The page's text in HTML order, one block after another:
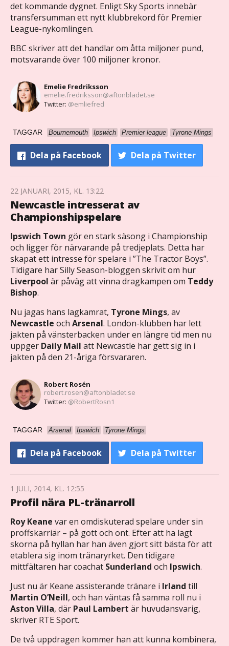
det kommande dygnet. Enligt Sky Sports innebär
transfersumman ett nytt klubbrekord för Premier
League-nykomlingen.
BBC skriver att det handlar om åtta miljoner pund,
motsvarande över 100 miljoner kronor.
Emelie Fredriksson
emelie.fredriksson@aftonbladet.se
Twitter: @emliefred
TAGGAR Bournemouth Ipswich Premier league Tyrone Mings
Dela på Facebook Dela på Twitter
22 JANUARI, 2015, KL. 13:22
Newcastle intresserat av
Championshipspelare
Ipswich Town gör en stark säsong i Championship
och ligger för närvarande på tredjeplats. Detta har
skapat ett intresse för spelare i ”The Tractor Boys”.
Tidigare har Silly Season-bloggen skrivit om hur
Liverpool är påväg att vinna dragkampen om Teddy
Bishop.
Nu jagas hans lagkamrat, Tyrone Mings, av
Newcastle och Arsenal. London-klubben har lett
jakten på vänsterbacken under en längre tid men nu
uppger Daily Mail att Newcastle har gett sig in i
jakten på den 21-åriga försvararen.
Robert Rosén
robert.rosen@aftonbladet.se
Twitter: @RobertRosn1
TAGGAR Arsenal Ipswich Tyrone Mings
Dela på Facebook Dela på Twitter
1 JULI, 2014, KL. 12:55
Profil nära PL-tränarroll
Roy Keane var en omdiskuterad spelare under sin
proffskarriär – på gott och ont. Efter att ha lagt
skorna på hyllan har han även gjort sitt bästa för att
etablera sig inom tränaryrket. Den tidigare
mittfältaren har coachat Sunderland och Ipswich.
Just nu är Keane assisterande tränare i Irland till
Martin O’Neill, och han väntas få samma roll nu i
Aston Villa, där Paul Lambert är huvudansvarig,
skriver RTE Sport.
De två uppdragen kommer han att kunna kombinera,